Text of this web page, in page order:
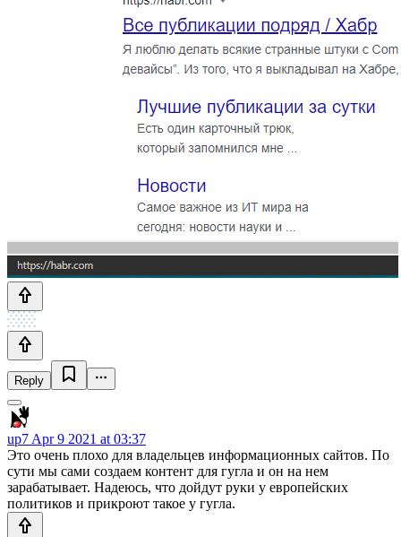
Reply
up7 Apr 9 2021 at 03:37
Это очень плохо для владельцев информационных сайтов. По
сути мы сами создаем контент для гугла и он на нем
зарабатывает. Надеюсь, что дойдут руки у европейских
политиков и прикроют такое у гугла.